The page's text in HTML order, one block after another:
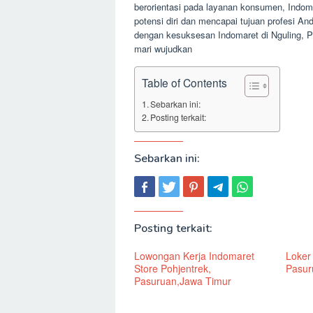
berorientasi pada layanan konsumen,
potensi diri dan mencapai tujuan profesi
dengan kesuksesan Indomaret di Nguling,
mari wujudkan
Table of Contents
Sebarkan ini:
Posting terkait:
Sebarkan ini:
Posting terkait:
Lowongan Kerja Indomaret
Store Pohjentrek,
Pasuruan,Jawa Timur